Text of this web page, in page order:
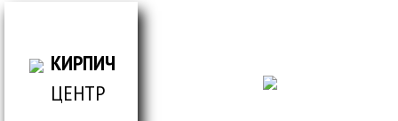
КИРПИЧ
ЦЕНТР